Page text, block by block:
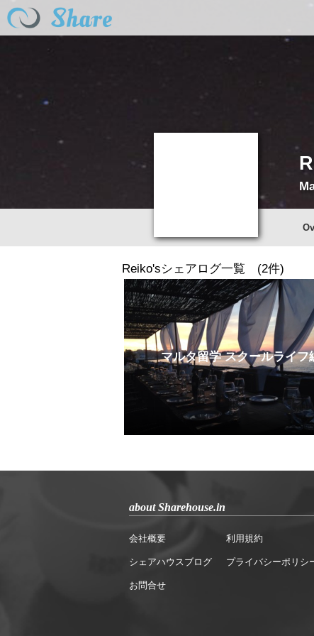
Reiko'sシェアログ一覧 (2件)
マルタ留学 スクールライフ
about Sharehouse.in
会社概要
シェアハウスブログ
お問合せ
利用規約
プライバシーポリシ